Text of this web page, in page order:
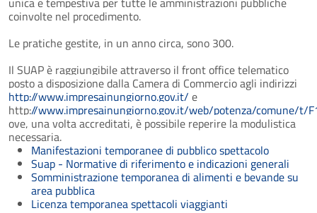
coinvolte nel procedimento.
Le pratiche gestite, in un anno circa, sono 300.
Il SUAP è raggiungibile attraverso il front office telematico
posto a disposizione dalla Camera di Commercio agli indirizzi
http://www.impresainungiorno.gov.it/ e
http://www.impresainungiorno.gov.it/web/potenza/comune/t/
ove, una volta accreditati, è possibile reperire la modulistica
necessaria.
Manifestazioni temporanee di pubblico spettacolo
Suap - Normative di riferimento e indicazioni generali
Somministrazione temporanea di alimenti e bevande su
area pubblica
Licenza temporanea spettacoli viaggianti